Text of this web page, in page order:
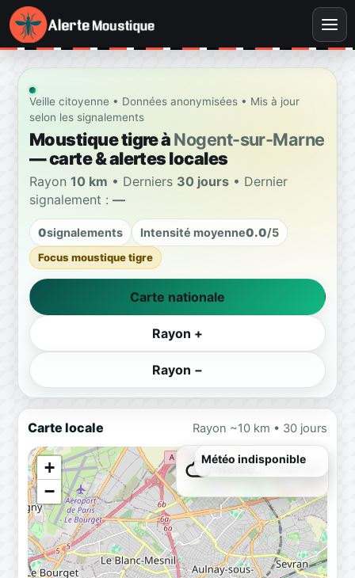
Veille citoyenne • Données anonymisées • Mis à jour
selon les signalements
Moustique tigre àNogent-sur-Marne
— carte & alertes locales
Rayon 10 km • Derniers 30 jours • Dernier
signalement : —
0signalements Intensité moyenne0.0/5
Focus moustique tigre
Carte nationale
Rayon +
Rayon −
Carte locale Rayon ~10 km • 30 jours
+
−
Météo…Chargement